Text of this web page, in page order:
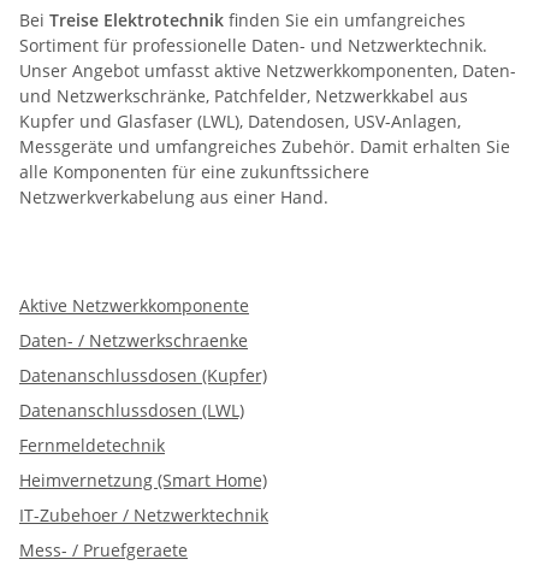
Bei Treise Elektrotechnik finden Sie ein umfangreiches
Sortiment für professionelle Daten- und Netzwerktechnik.
Unser Angebot umfasst aktive Netzwerkkomponenten, Daten-
und Netzwerkschränke, Patchfelder, Netzwerkkabel aus
Kupfer und Glasfaser (LWL), Datendosen, USV-Anlagen,
Messgeräte und umfangreiches Zubehör. Damit erhalten Sie
alle Komponenten für eine zukunftssichere
Netzwerkverkabelung aus einer Hand.
Aktive Netzwerkkomponente
Daten- / Netzwerkschraenke
Datenanschlussdosen (Kupfer)
Datenanschlussdosen (LWL)
Fernmeldetechnik
Heimvernetzung (Smart Home)
IT-Zubehoer / Netzwerktechnik
Mess- / Pruefgeraete